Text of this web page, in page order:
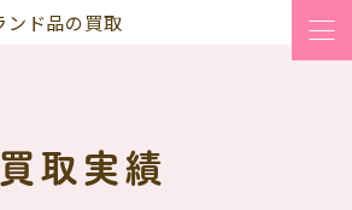
買取実績